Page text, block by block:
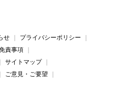
せ
プライバシーポリシー
責事項
サイトマップ
ご意見・ご要望